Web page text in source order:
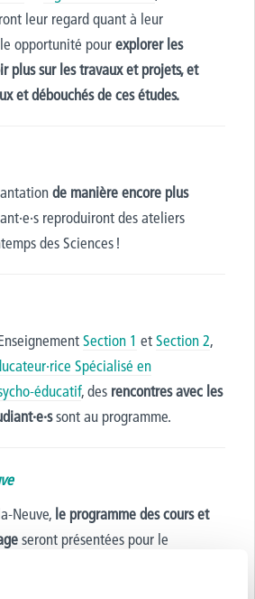
leur regard quant à leur
opportunité pourexplorer les
plus sur les travaux et projets, et
et débouchés de ces études.
de manière encore plus
·e·s reproduiront des ateliers
des Sciences !
Section 1 etSection 2,
·rice Spécialisé en
éducatif, des rencontres avec les
·e·ssont au programme.
Neuve, le programme des cours et
seront présentées pour le